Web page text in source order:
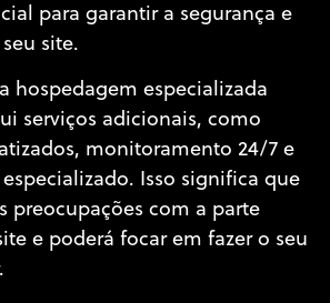
para garantir a segurança e
site.
hospedagem especializada
serviços adicionais, como
monitoramento 24/7 e
Isso significa que
preocupações com a parte
e poderá focar em fazer o seu